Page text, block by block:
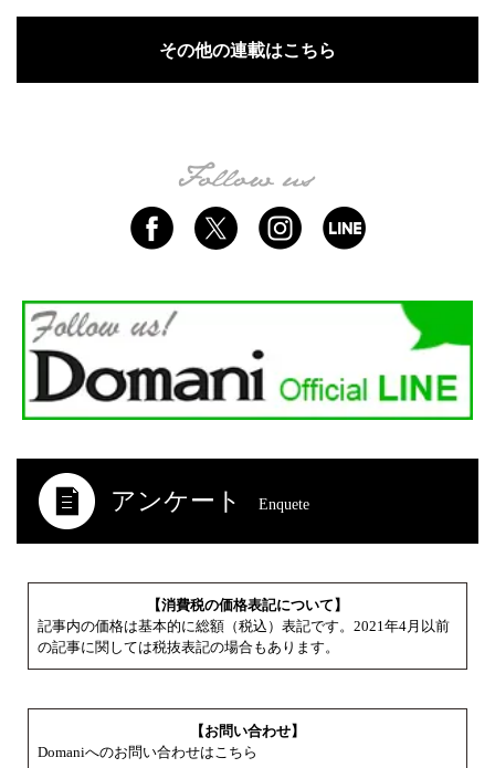
その他の連載はこちら
アンケート Enquete
【消費税の価格表記について】
記事内の価格は基本的に総額（税込）表記です。2021年4月以前
の記事に関しては税抜表記の場合もあります。
【お問い合わせ】
Domaniへのお問い合わせはこちら